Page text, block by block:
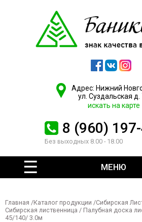
Адрес: Нижний
ул. Суздальская д.
искать на карте
8 (960)
Без выходных 8.00 - 18.00
МЕНЮ
Главная /Каталог продукции /Сибирская
Сибирская лиственница / Палубная доска
45/140/ 3.0м